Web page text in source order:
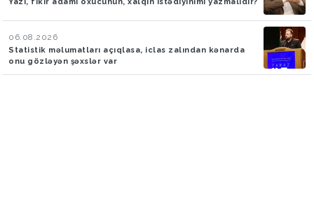
06.08.2026
Statistik məlumatları açıqlasa, iclas zalından kənarda
onu gözləyən şəxslər var